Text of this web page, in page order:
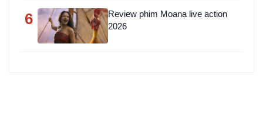
6
Review phim Moana live action
2026